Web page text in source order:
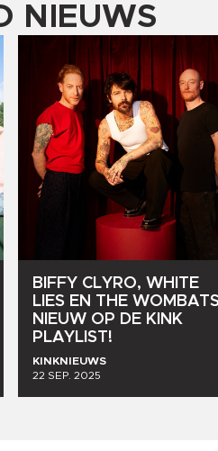
NIEUWS
BIFFY CLYRO, WHITE
LIES EN THE WOMBATS
NIEUW OP DE KINK
PLAYLIST!
KINKNIEUWS
22 SEP. 2025